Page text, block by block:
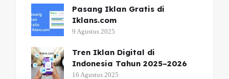
Pasang Iklan Gratis di
Iklans.com
9 Agustus 2025
Tren Iklan Digital di
Indonesia Tahun 2025–2026
16 Agustus 2025